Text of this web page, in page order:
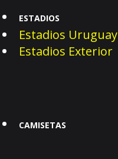
ESTADIOS
Estadios Uruguay
Estadios Exterior
CAMISETAS